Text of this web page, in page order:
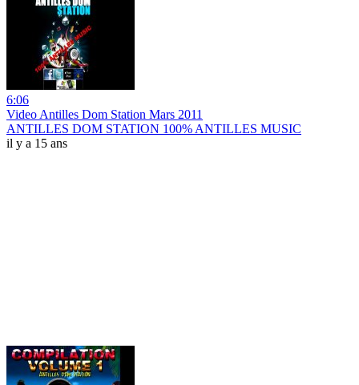
6:06
Video Antilles Dom Station Mars 2011
ANTILLES DOM STATION 100% ANTILLES MUSIC
il y a 15 ans